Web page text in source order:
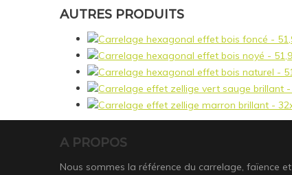
AUTRES PRODUITS
A PROPOS
Nous sommes la référence du carrelage, faïence et